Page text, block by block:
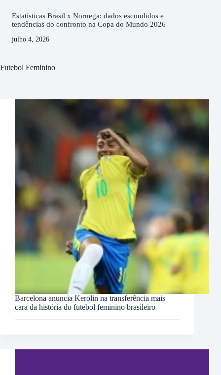
Estatísticas Brasil x Noruega: dados escondidos e
tendências do confronto na Copa do Mundo 2026
julho 4, 2026
Futebol Feminino
Barcelona anuncia Kerolin na transferência mais
cara da história do futebol feminino brasileiro